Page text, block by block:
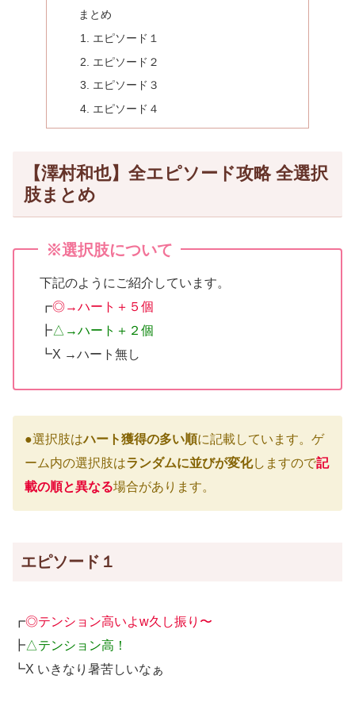
まとめ
エピソード１
エピソード２
エピソード３
エピソード４
【澤村和也】全エピソード攻略 全選択
肢まとめ
※選択肢について
下記のようにご紹介しています。
┏◎→ハート＋５個
┣△→ハート＋２個
┗X →ハート無し
●選択肢はハート獲得の多い順に記載しています。ゲ
ーム内の選択肢はランダムに並びが変化しますので記
載の順と異なる場合があります。
エピソード１
┏◎テンション高いよw久し振り〜
┣△テンション高！
┗X いきなり暑苦しいなぁ